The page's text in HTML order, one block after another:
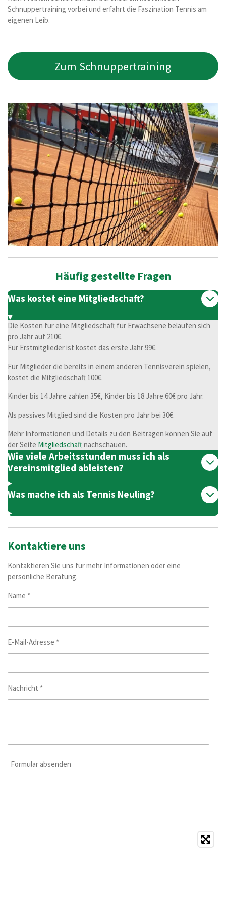
Schnuppertraining vorbei und erfahrt die Faszination Tennis am
eigenen Leib.
Zum Schnuppertraining
Häufig gestellte Fragen
Was kostet eine Mitgliedschaft?
Die Kosten für eine Mitgliedschaft für Erwachsene belaufen sich
pro Jahr auf 210€.
Für Erstmitglieder ist kostet das erste Jahr 99€.
Für Mitglieder die bereits in einem anderen Tennisverein spielen,
kostet die Mitgliedschaft 100€.
Kinder bis 14 Jahre zahlen 35€, Kinder bis 18 Jahre 60€ pro Jahr.
Als passives Mitglied sind die Kosten pro Jahr bei 30€.
Mehr Informationen und Details zu den Beiträgen können Sie auf
der Seite Mitgliedschaftnachschauen.
Wie viele Arbeitsstunden muss ich als
Vereinsmitglied ableisten?
Was mache ich als Tennis Neuling?
Kontaktiere uns
Kontaktieren Sie uns für mehr Informationen oder eine
persönliche Beratung.
Name *
E-Mail-Adresse *
Nachricht *
Formular absenden